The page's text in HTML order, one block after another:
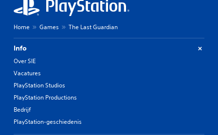
Home Games The Last Guardian
Info
Over SIE
Vacatures
PlayStation Studios
PlayStation Productions
Bedrijf
PlayStation-geschiedenis